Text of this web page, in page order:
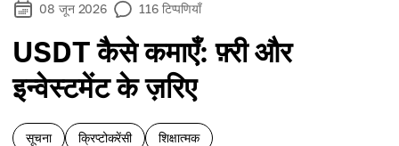
08 जून 2026 116 टिप्पणियाँ
USDT कैसे कमाएँ: फ़्री और
इन्वेस्टमेंट के ज़रिए
सूचना क्रिप्टोकरेंसी शिक्षात्मक